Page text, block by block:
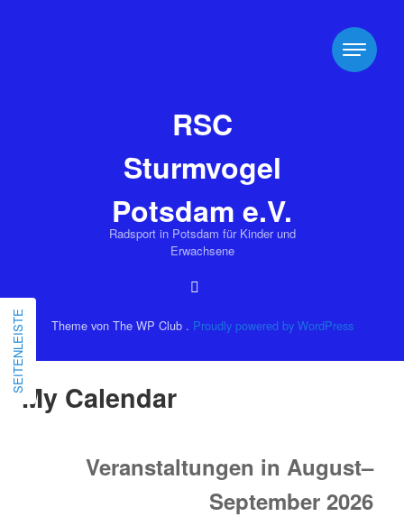
My Calendar
Veranstaltungen in August–
September 2026
SEITENLEISTE
RSC
Sturmvogel
Potsdam e.V.
Radsport in Potsdam für Kinder und
Erwachsene
Theme von The WP Club . Proudly powered by WordPress